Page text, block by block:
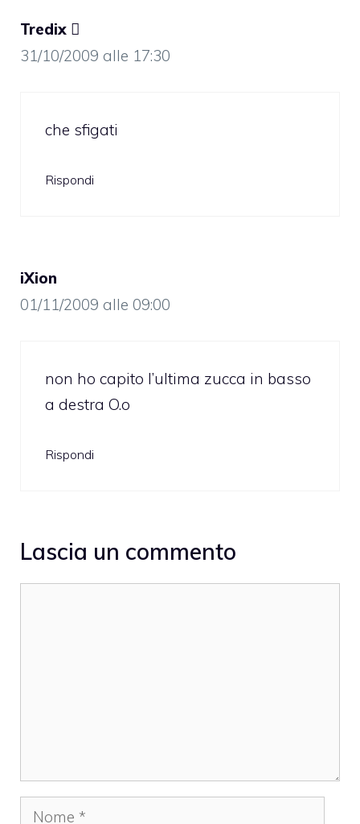
Tredix 
31/10/2009 alle 17:30
che sfigati
Rispondi
iXion
01/11/2009 alle 09:00
non ho capito l’ultima zucca in basso
a destra O.o
Rispondi
Lascia un commento
Nome